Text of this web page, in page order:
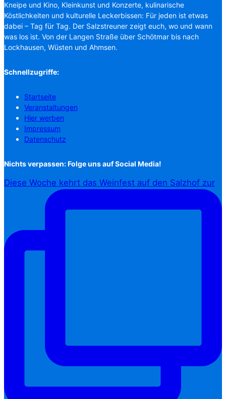
Kneipe und Kino, Kleinkunst und Konzerte, kulinarische
Köstlichkeiten und kulturelle Leckerbissen: Für jeden ist etwas
dabei – Tag für Tag. Der Salzstreuner zeigt euch, wo und wann
was los ist. Von der Langen Straße über Schötmar bis nach
Lockhausen, Wüsten und Ahmsen.
Schnellzugriffe:
Startseite
Veranstaltungen
Hier werben
Impressum
Datenschutz
Nichts verpassen: Folge uns auf Social Media!
Diese Woche kehrt das Weinfest auf den Salzhof zur